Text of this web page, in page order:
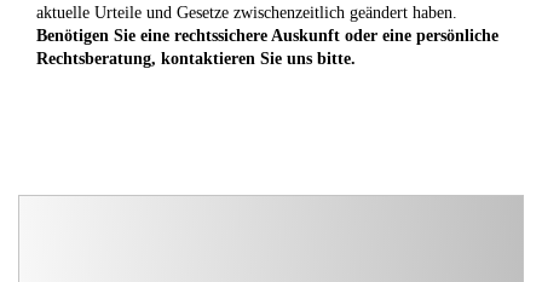
aktuelle Urteile und Gesetze zwischenzeitlich geändert haben.
Benötigen Sie eine rechtssichere Auskunft oder eine persönliche
Rechtsberatung, kontaktieren Sie uns bitte.